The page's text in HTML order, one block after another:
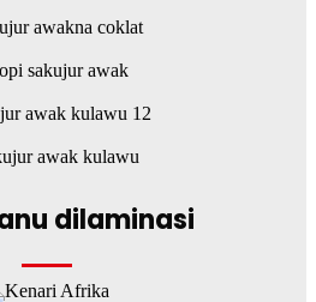
dilaminasi